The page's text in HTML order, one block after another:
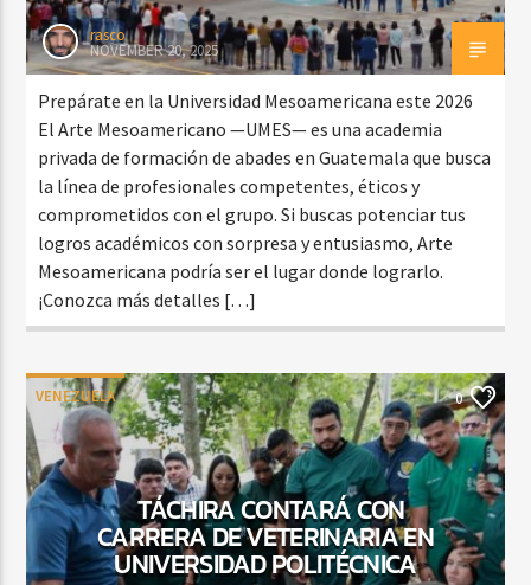
rasco
NOVEMBER 20, 2025
Prepárate en la Universidad Mesoamericana este 2026
El Arte Mesoamericano —UMES— es una academia
privada de formación de abades en Guatemala que busca
la línea de profesionales competentes, éticos y
comprometidos con el grupo. Si buscas potenciar tus
logros académicos con sorpresa y entusiasmo, Arte
Mesoamericana podría ser el lugar donde lograrlo.
¡Conozca más detalles […]
VENEZUELA 0
TÁCHIRA CONTARÁ CON
CARRERA DE VETERINARIA EN
UNIVERSIDAD POLITÉCNICA